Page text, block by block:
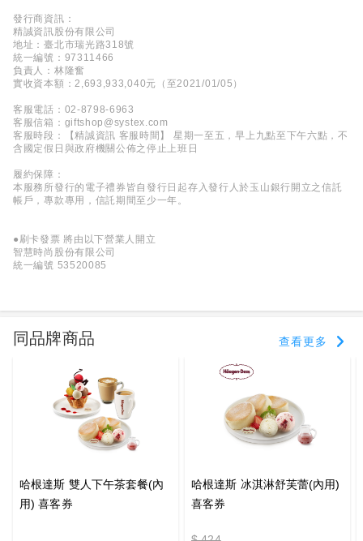
發行商資訊：
精誠資訊股份有限公司
地址：臺北市瑞光路318號
統一編號：97311466
負責人：林隆奮
實收資本額：2,693,933,040元（至2021/01/05）
客服電話：02-8798-6963
客服信箱：giftshop@systex.com
客服時段：【精誠資訊 客服時間】 星期一至五，早上九點至下午六點，不
含國定假日與政府機關公佈之停止上班日
履約保障：
本服務所發行的電子禮券皆自發行日起存入發行人於玉山銀行開立之信託
帳戶，專款專用，信託期間至少一年。
●刷卡發票 將由以下營業人開立
智慧時尚股份有限公司
統一編號 53520085
同品牌商品 查看更多
哈根達斯 雙人下午茶套餐(內
用) 喜客券
哈根達斯 冰淇淋舒芙蕾(內用)
喜客券